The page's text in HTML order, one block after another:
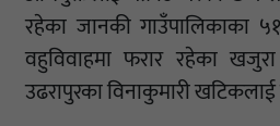
रहेका जानकी गाउँपालिकाका
वहुविवाहमा फरार रहेका
उढरापुरका विनाकुमारी